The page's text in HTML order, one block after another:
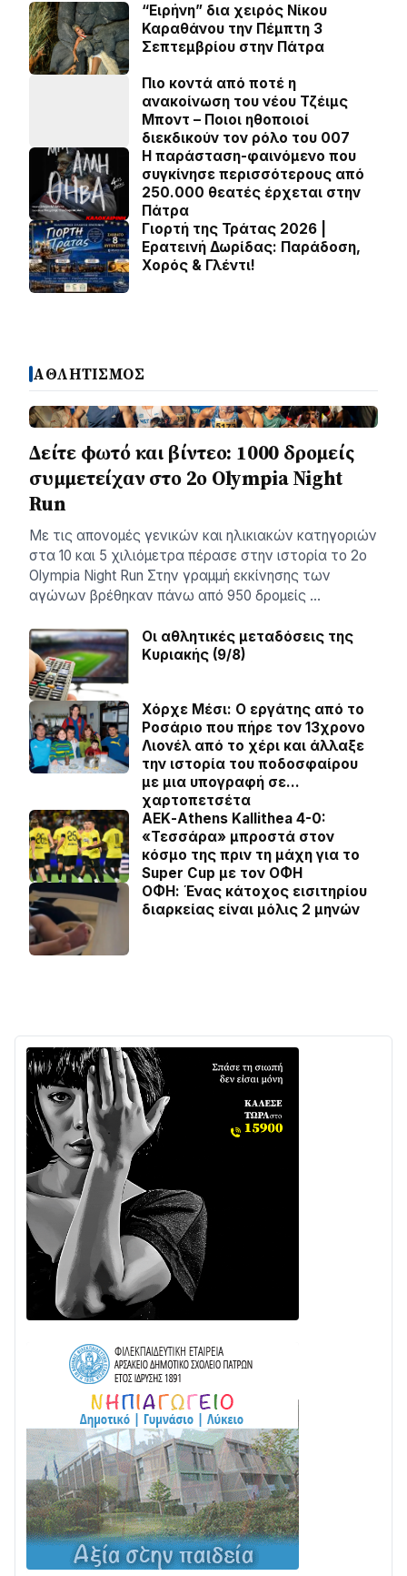
“Ειρήνη” δια χειρός Νίκου
Καραθάνου την Πέμπτη 3
Σεπτεμβρίου στην Πάτρα
Πιο κοντά από ποτέ η
ανακοίνωση του νέου Τζέιμς
Μποντ – Ποιοι ηθοποιοί
διεκδικούν τον ρόλο του 007
Η παράσταση-φαινόμενο που
συγκίνησε περισσότερους από
250.000 θεατές έρχεται στην
Πάτρα
Γιορτή της Τράτας 2026 |
Ερατεινή Δωρίδας: Παράδοση,
Χορός & Γλέντι!
ΑΘΛΗΤΙΣΜΟΣ
Δείτε φωτό και βίντεο: 1000 δρομείς
συμμετείχαν στο 2ο Olympia Night
Run
Με τις απονομές γενικών και ηλικιακών κατηγοριών
στα 10 και 5 χιλιόμετρα πέρασε στην ιστορία το 2ο
Olympia Night Run Στην γραμμή εκκίνησης των
αγώνων βρέθηκαν πάνω από 950 δρομείς …
Οι αθλητικές μεταδόσεις της
Κυριακής (9/8)
Χόρχε Μέσι: Ο εργάτης από το
Ροσάριο που πήρε τον 13χρονο
Λιονέλ από το χέρι και άλλαξε
την ιστορία του ποδοσφαίρου
με μια υπογραφή σε…
χαρτοπετσέτα
ΑΕΚ-Athens Kallithea 4-0:
«Τεσσάρα» μπροστά στον
κόσμο της πριν τη μάχη για το
Super Cup με τον ΟΦΗ
ΟΦΗ: Ένας κάτοχος εισιτηρίου
διαρκείας είναι μόλις 2 μηνών